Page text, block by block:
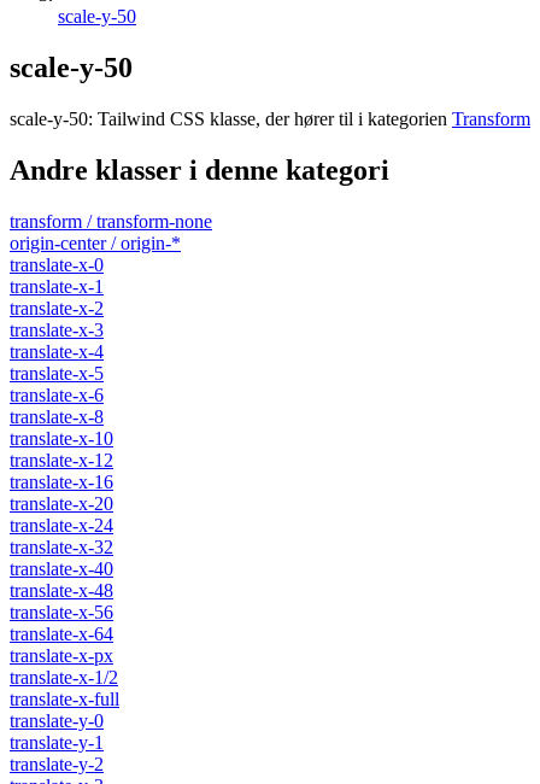
scale-y-50
scale-y-50
scale-y-50: Tailwind CSS klasse, der hører til i kategorien Transform
Andre klasser i denne kategori
transform / transform-none
origin-center / origin-*
translate-x-0
translate-x-1
translate-x-2
translate-x-3
translate-x-4
translate-x-5
translate-x-6
translate-x-8
translate-x-10
translate-x-12
translate-x-16
translate-x-20
translate-x-24
translate-x-32
translate-x-40
translate-x-48
translate-x-56
translate-x-64
translate-x-px
translate-x-1/2
translate-x-full
translate-y-0
translate-y-1
translate-y-2